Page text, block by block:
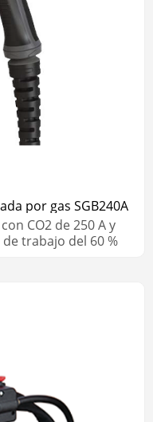
por gas SGB240A
CO2 de 250 A y
trabajo del 60 %